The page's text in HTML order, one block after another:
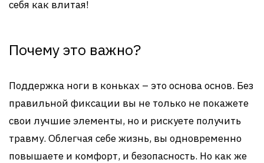
себя как влитая!
Почему это важно?
Поддержка ноги в коньках – это основа основ. Без
правильной фиксации вы не только не покажете
свои лучшие элементы, но и рискуете получить
травму. Облегчая себе жизнь, вы одновременно
повышаете и комфорт, и безопасность. Но как же